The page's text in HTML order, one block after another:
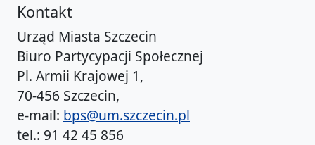
Kontakt
Urząd Miasta Szczecin
Biuro Partycypacji Społecznej
Pl. Armii Krajowej 1,
70-456 Szczecin,
e-mail: bps@um.szczecin.pl
tel.: 91 42 45 856